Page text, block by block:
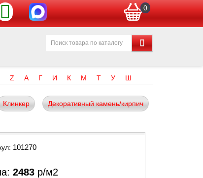
0
Z А Г И К М Т У Ш
Клинкер Декоративный камень/кирпич
101270
2483 р/м2